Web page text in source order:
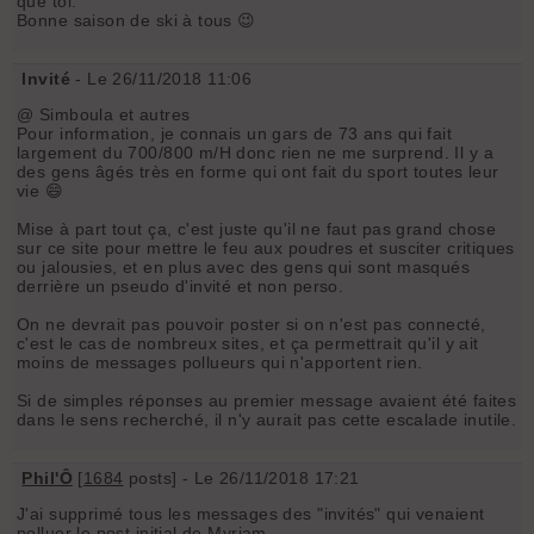
Bonne saison de ski à tous 😉
Invité - Le 26/11/2018 11:06
@ Simboula et autres
Pour information, je connais un gars de 73 ans qui fait
largement du 700/800 m/H donc rien ne me surprend. Il y a
des gens âgés très en forme qui ont fait du sport toutes leur
vie 😄
Mise à part tout ça, c'est juste qu'il ne faut pas grand chose
sur ce site pour mettre le feu aux poudres et susciter critiques
ou jalousies, et en plus avec des gens qui sont masqués
derrière un pseudo d'invité et non perso.
On ne devrait pas pouvoir poster si on n'est pas connecté,
c'est le cas de nombreux sites, et ça permettrait qu'il y ait
moins de messages pollueurs qui n'apportent rien.
Si de simples réponses au premier message avaient été faites
dans le sens recherché, il n'y aurait pas cette escalade inutile.
Phil'Ô [1684 posts] - Le 26/11/2018 17:21
J'ai supprimé tous les messages des "invités" qui venaient